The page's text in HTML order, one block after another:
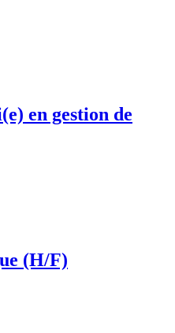
en gestion de
(H/F)